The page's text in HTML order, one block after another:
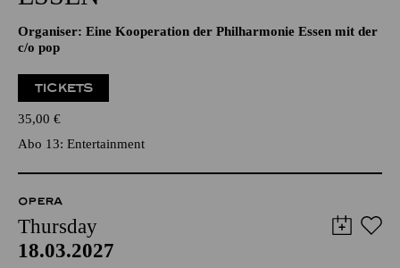
Organiser: Eine Kooperation der Philharmonie Essen mit der
c/o pop
TICKETS
35,00 €
Abo 13: Entertainment
OPERA
Thursday
18.03.2027